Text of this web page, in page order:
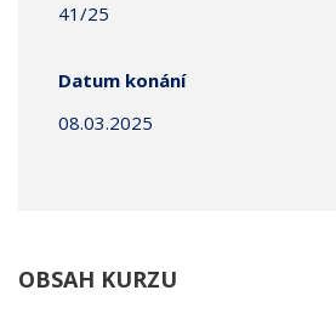
41/25
Datum konání
08.03.2025
OBSAH KURZU